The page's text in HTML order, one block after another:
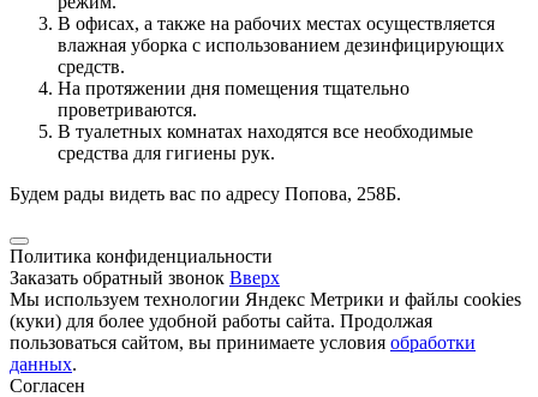
В офисах, а также на рабочих местах осуществляется
влажная уборка с использованием дезинфицирующих
средств.
На протяжении дня помещения тщательно
проветриваются.
В туалетных комнатах находятся все необходимые
средства для гигиены рук.
Будем рады видеть вас по адресу Попова, 258Б.
Политика конфиденциальности
Заказать обратный звонок Вверх
Мы используем технологии Яндекс Метрики и файлы cookies
(куки) для более удобной работы сайта. Продолжая
пользоваться сайтом, вы принимаете условия обработки
данных.
Согласен